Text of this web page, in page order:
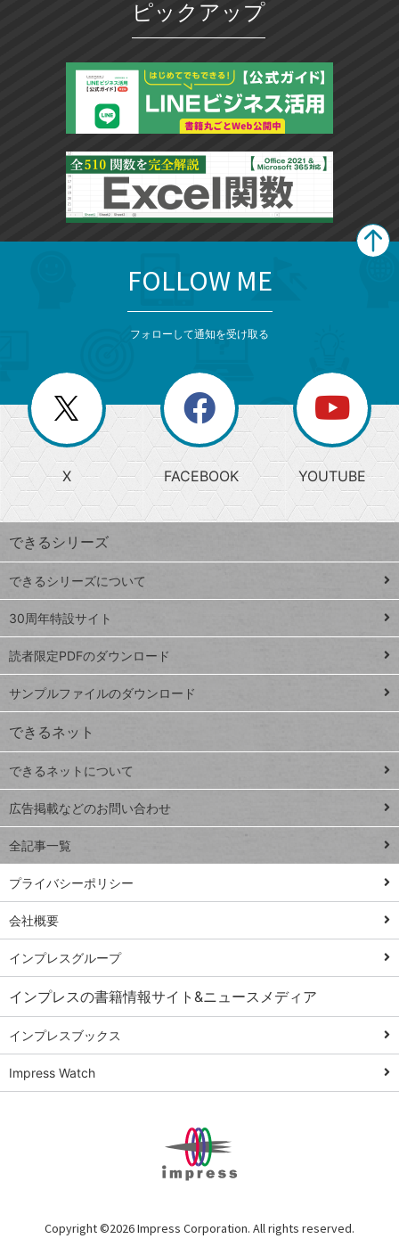
ピックアップ
じ
る
search
検
索
上
昇
ワ
ー
ド
Google
スプレ
ッドシ
ート
iPhone
VLOOKUP
close
閉じ
る
閉
じ
る
ー
か
ら
探
す
ト
ッ
プ
ペ
ジ
連載
Excel Q&A
トイアンナ流仕
事術
PowerAutomate
ではじめる業務
の完全自動化
AI議事録作成術
Windows 11
Q&A
Teams踏み込み
活用術
Excel講師の仕事
術
俺のメルカリ
FOLLOW ME
フォローして通知を受け取る
X FACEBOOK YOUTUBE
できるシリーズ
できるシリーズについて
30周年特設サイト
読者限定PDFのダウンロード
サンプルファイルのダウンロード
できるネット
できるネットについて
広告掲載などのお問い合わせ
全記事一覧
プライバシーポリシー
会社概要
インプレスグループ
インプレスの書籍情報サイト&ニュースメディア
インプレスブックス
Impress Watch
Copyright ©2026 Impress Corporation. All rights reserved.